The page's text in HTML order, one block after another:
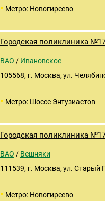
• Метро: Новогиреево
Городская поликлиника
ВАО / Ивановское
105568, г. Москва, ул.
• Метро: Шоссе Энтузиастов
Городская поликлиника
ВАО / Вешняки
111539, г. Москва, ул. Старый
• Метро: Новогиреево